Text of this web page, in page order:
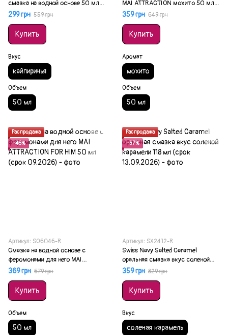
смазка на водной основе 50 мл
(срок 09.2026)
299 грн 559 грн
Купить
Вкус
кайпиринья
Объем
50 мл
MAI ATTRACTION мохито 50 мл
(срок 09.2026)
359 грн 649 грн
Купить
Аромат
мохито
Объем
50 мл
Распродажа
−46%
Артикул: SO6046-R
Смазка на водной основе с
феромонами для него MAI
ATTRACTION FOR HIM 50 мл
369 грн 679 грн
Купить
Объем
50 мл
Распродажа
−57%
Артикул: SX2412-R
Swiss Navy Salted Caramel
оральная смазка вкус соленой
карамели 118 мл (срок
359 грн 829 грн
Купить
Вкус
соленая карамель